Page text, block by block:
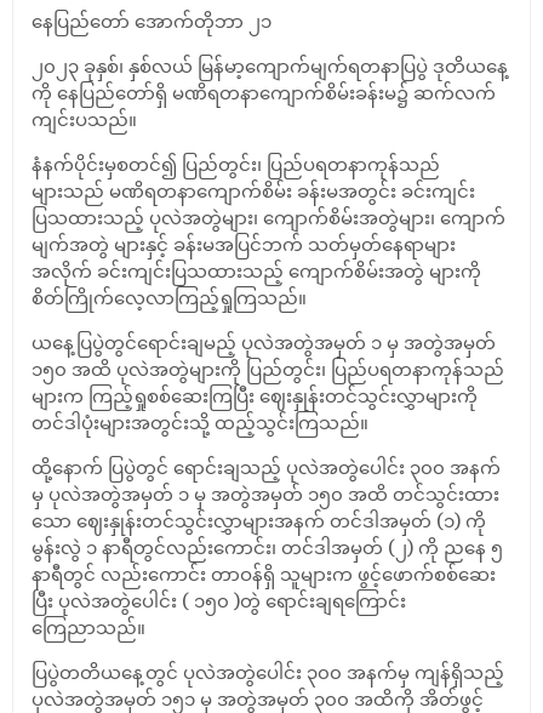
နေပြည်တော် အောက်တိုဘာ ၂၁
၂၀၂၃ ခုနှစ်၊ နှစ်လယ် မြန်မာ့ကျောက်မျက်ရတနာပြပွဲ ဒုတိယနေ့
ကို နေပြည်တော်ရှိ မဏိရတနာကျောက်စိမ်းခန်းမ၌ ဆက်လက်
ကျင်းပသည်။
နံနက်ပိုင်းမှစတင်၍ ပြည်တွင်း၊ ပြည်ပရတနာကုန်သည်
များသည် မဏိရတနာကျောက်စိမ်း ခန်းမအတွင်း ခင်းကျင်း
ပြသထားသည့် ပုလဲအတွဲများ၊ ကျောက်စိမ်းအတွဲများ၊ ကျောက်
မျက်အတွဲ များနှင့် ခန်းမအပြင်ဘက် သတ်မှတ်နေရာများ
အလိုက် ခင်းကျင်းပြသထားသည့် ကျောက်စိမ်းအတွဲ များကို
စိတ်ကြိုက်လေ့လာကြည့်ရှုကြသည်။
ယနေ့ပြပွဲတွင်ရောင်းချမည့် ပုလဲအတွဲအမှတ် ၁ မှ အတွဲအမှတ်
၁၅၀ အထိ ပုလဲအတွဲများကို ပြည်တွင်း၊ ပြည်ပရတနာကုန်သည်
များက ကြည့်ရှုစစ်ဆေးကြပြီး ဈေးနှုန်းတင်သွင်းလွှာများကို
တင်ဒါပုံးများအတွင်းသို့ ထည့်သွင်းကြသည်။
ထို့နောက် ပြပွဲတွင် ရောင်းချသည့် ပုလဲအတွဲပေါင်း ၃၀၀ အနက်
မှ ပုလဲအတွဲအမှတ် ၁ မှ အတွဲအမှတ် ၁၅၀ အထိ တင်သွင်းထား
သော ဈေးနှုန်းတင်သွင်းလွှာများအနက် တင်ဒါအမှတ် (၁) ကို
မွန်းလွဲ ၁ နာရီတွင်လည်းကောင်း၊ တင်ဒါအမှတ် (၂) ကို ညနေ ၅
နာရီတွင် လည်းကောင်း တာဝန်ရှိ သူများက ဖွင့်ဖောက်စစ်ဆေး
ပြီး ပုလဲအတွဲပေါင်း ( ၁၅၀ )တွဲ ရောင်းချရကြောင်း
ကြေညာသည်။
ပြပွဲတတိယနေ့တွင် ပုလဲအတွဲပေါင်း ၃၀၀ အနက်မှ ကျန်ရှိသည့်
ပုလဲအတွဲအမှတ် ၁၅၁ မှ အတွဲအမှတ် ၃၀၀ အထိကို အိတ်ဖွင့်